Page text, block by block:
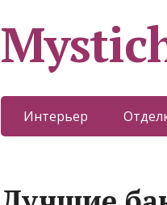
Интерьер